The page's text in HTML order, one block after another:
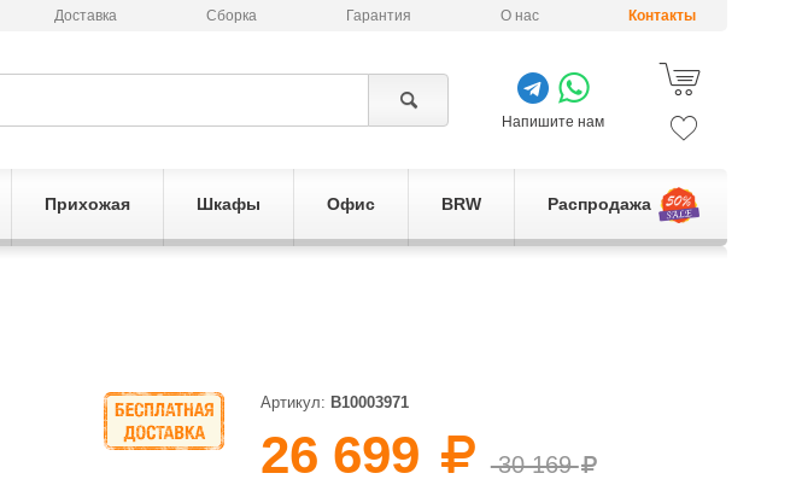
Доставка Сборка Гарантия О нас Контакты
Напишите нам
Прихожая Шкафы Офис BRW Распродажа
Артикул: B10003971
26 699 30 169